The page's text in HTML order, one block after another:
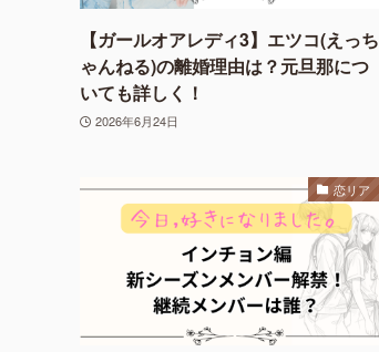
【ガールオアレディ3】エツコ(えっち
ゃんねる)の離婚理由は？元旦那につ
いても詳しく！
2026年6月24日
恋リア